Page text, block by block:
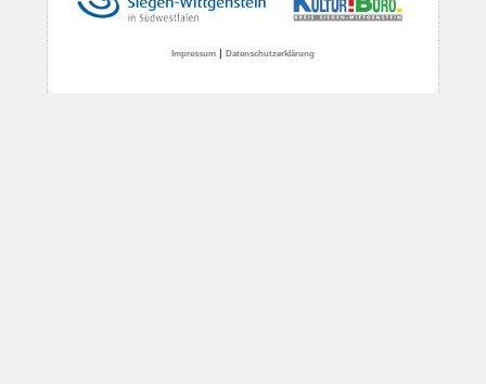
Impressum | Datenschutzerklärung